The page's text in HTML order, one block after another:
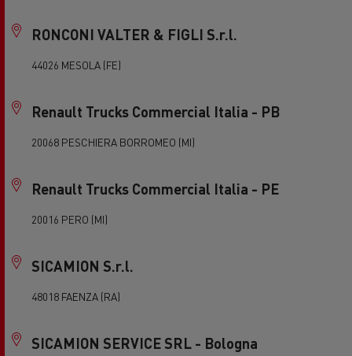
RONCONI VALTER & FIGLI S.r.l.
44026 MESOLA (FE)
Renault Trucks Commercial Italia - PB
20068 PESCHIERA BORROMEO (MI)
Renault Trucks Commercial Italia - PE
20016 PERO (MI)
SICAMION S.r.l.
48018 FAENZA (RA)
SICAMION SERVICE SRL - Bologna